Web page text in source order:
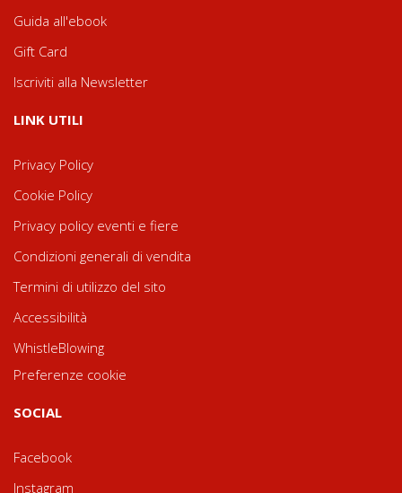
Guida all'ebook
Gift Card
Iscriviti alla Newsletter
LINK UTILI
Privacy Policy
Cookie Policy
Privacy policy eventi e fiere
Condizioni generali di vendita
Termini di utilizzo del sito
Accessibilità
WhistleBlowing
Preferenze cookie
SOCIAL
Facebook
Instagram